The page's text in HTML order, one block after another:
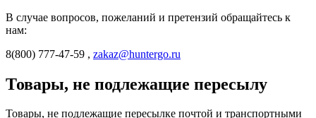
В случае вопросов, пожеланий и претензий обращайтесь к
нам:
8(800) 777-47-59 , zakaz@huntergo.ru
Товары, не подлежащие пересылу
Товары, не подлежащие пересылке почтой и транспортными